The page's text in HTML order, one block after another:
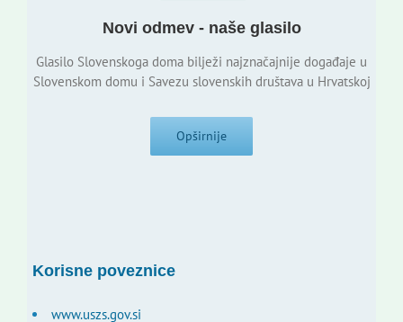
Novi odmev - naše glasilo
Glasilo Slovenskoga doma bilježi najznačajnije događaje u
Slovenskom domu i Savezu slovenskih društava u Hrvatskoj
Opširnije
Korisne poveznice
www.uszs.gov.si